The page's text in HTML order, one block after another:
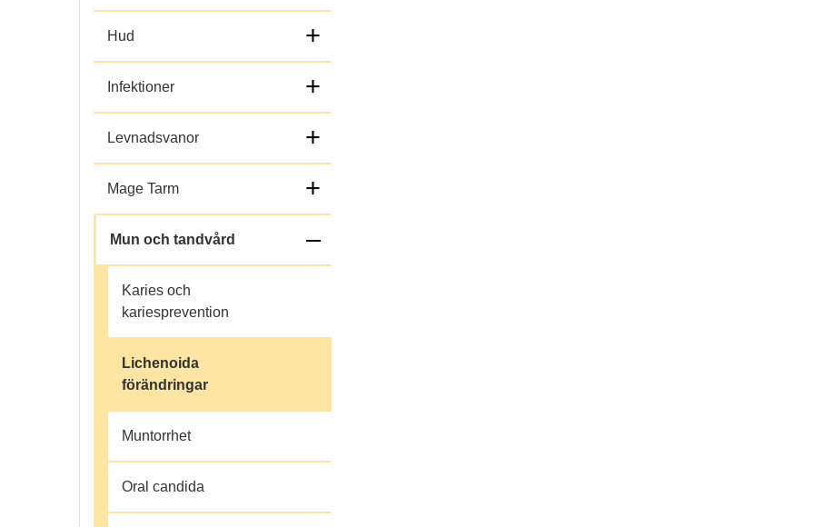
Hud +
Infektioner +
Levnadsvanor +
Mage Tarm +
Mun och tandvård
–
h
o
Karies och
kariesprevention
Lichenoida
förändringar
Muntorrhet
Oral candida